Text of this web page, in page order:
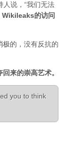
人说，“我们无法
Wikileaks的访问
极的，没有反抗的
来的崇高艺术。
you to think